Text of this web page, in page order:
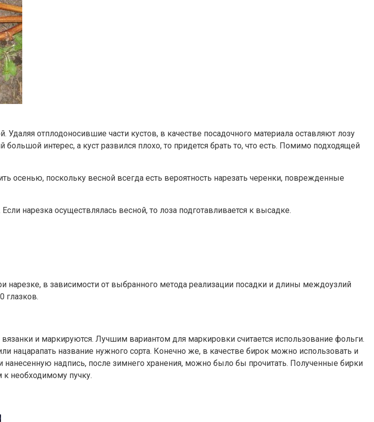
Удаляя отплодоносившие части кустов, в качестве посадочного материала оставляют лозу
интерес, а куст развился плохо, то придется брать то, что есть. Помимо подходящей
осенью, поскольку весной всегда есть вероятность нарезать черенки, поврежденные
нарезка осуществлялась весной, то лоза подготавливается к высадке.
в зависимости от выбранного метода реализации посадки и длины междоузлий
глазков.
и маркируются. Лучшим вариантом для маркировки считается использование фольги.
нацарапать название нужного сорта. Конечно же, в качестве бирок можно использовать и
нанесенную надпись, после зимнего хранения, можно было бы прочитать. Полученные бирки
необходимому пучку.